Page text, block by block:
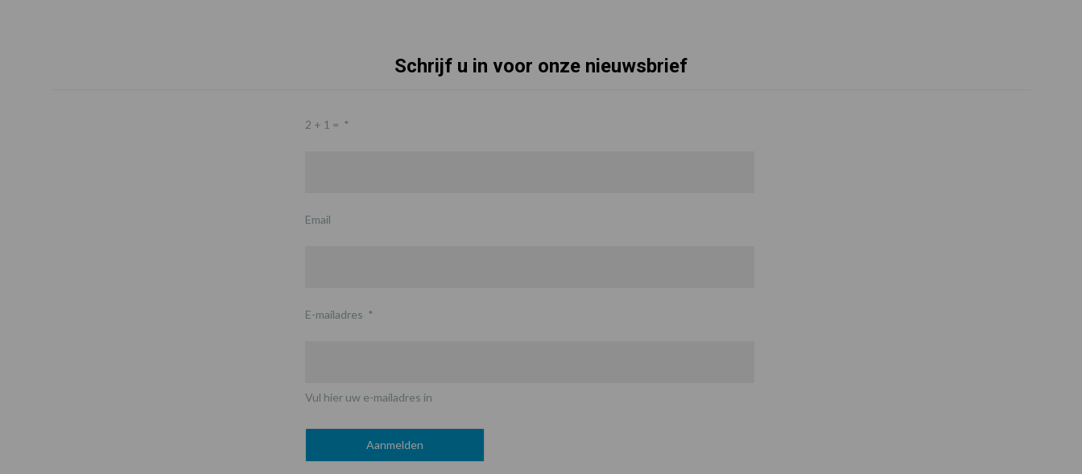
Schrijf u in voor onze nieuwsbrief
2 + 1 = *
Email
E-mailadres *
Vul hier uw e-mailadres in